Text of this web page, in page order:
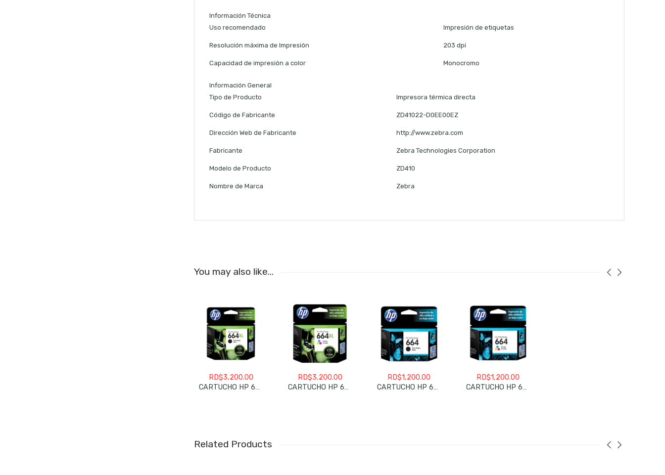
Información Técnica
Uso recomendado
Impresión de etiquetas
Resolución máxima de Impresión 203 dpi
Capacidad de impresión a color Monocromo
Información General
Tipo de Producto
Impresora térmica directa
Código de Fabricante ZD41022-D0EE00EZ
Dirección Web de Fabricante http://www.zebra.com
Fabricante Zebra Technologies Corporation
Modelo de Producto ZD410
Nombre de Marca Zebra
You may also like…
RD$3,200.00
CARTUCHO HP 664XL NEGRO
RD$3,200.00
CARTUCHO HP 664XL COLOR
RD$1,200.00
CARTUCHO HP 664 NEGRO REGULAR
RD$1,200.00
CARTUCHO HP 664 COLOR REGULAR
Related Products